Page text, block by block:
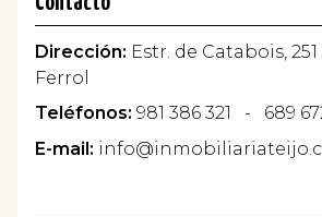
Dirección: Estr. de Catabois,
Ferrol
Teléfonos: 981 386 321 -
689
E-mail: